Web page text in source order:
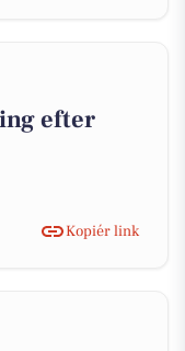
efter
Kopiér link